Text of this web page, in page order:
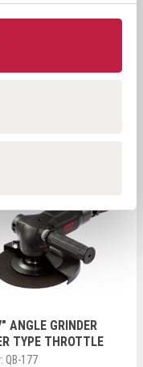
125MM INKL. 2
kr
ANGLE GRINDER
TYPE THROTTLE
QB-177